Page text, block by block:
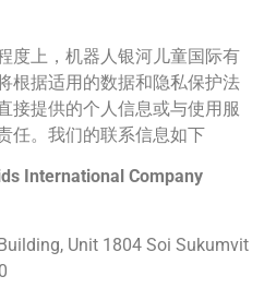
度上，机器人银河儿童国际有
根据适用的数据和隐私保护法
接提供的个人信息或与使用服
任。我们的联系信息如下
International Company
Unit 1804 Soi Sukumvit